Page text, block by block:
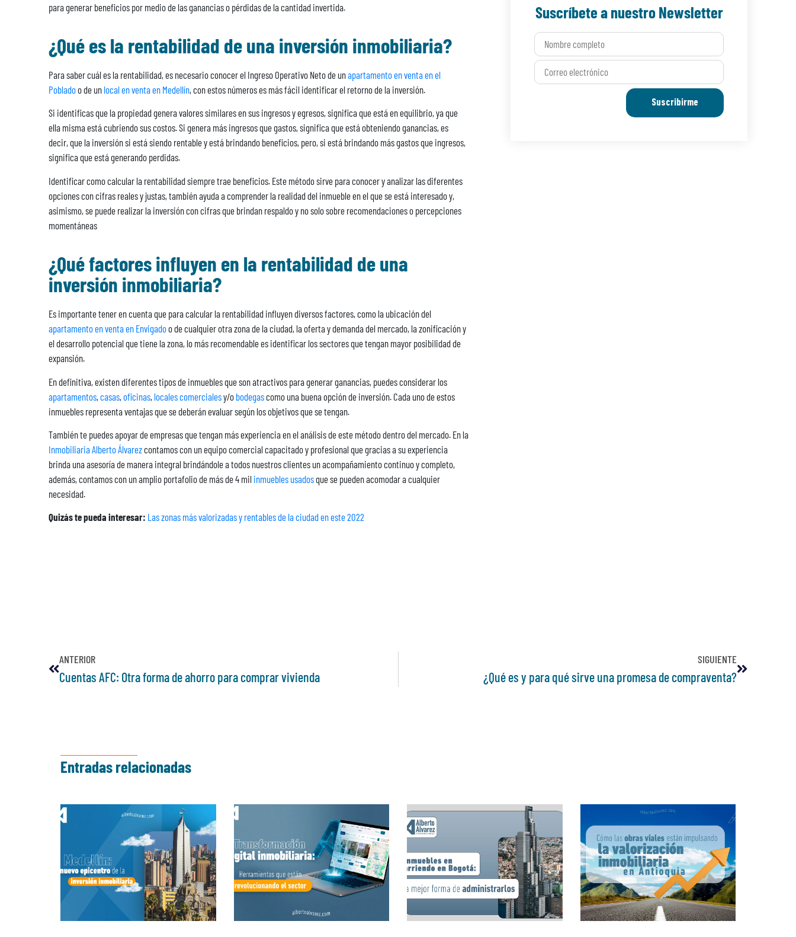
para generar beneficios por medio de las ganancias o pérdidas de la cantidad invertida.
¿Qué es la rentabilidad de una inversión inmobiliaria?
Para saber cuál es la rentabilidad, es necesario conocer el Ingreso Operativo Neto de unapartamento en venta en el
Pobladoo de un local en venta en Medellín, con estos números es más fácil identificar el retorno de la inversión.
Si identificas que la propiedad genera valores similares en sus ingresos y egresos, significa que está en equilibrio, ya que
ella misma está cubriendo sus costos. Si genera más ingresos que gastos, significa que está obteniendo ganancias, es
decir, que la inversión si está siendo rentable y está brindando beneficios, pero, si está brindando más gastos que ingresos,
significa que está generando perdidas.
Identificar como calcular la rentabilidad siempre trae beneficios. Este método sirve para conocer y analizar las diferentes
opciones con cifras reales y justas, también ayuda a comprender la realidad del inmueble en el que se está interesado y,
asimismo, se puede realizar la inversión con cifras que brindan respaldo y no solo sobre recomendaciones o percepciones
momentáneas
¿Qué factores influyen en la rentabilidad de una
inversión inmobiliaria?
Es importante tener en cuenta que para calcular la rentabilidad influyen diversos factores, como la ubicación del
apartamento en venta en Envigadoo de cualquier otra zona de la ciudad, la oferta y demanda del mercado, la zonificación y
el desarrollo potencial que tiene la zona, lo más recomendable es identificar los sectores que tengan mayor posibilidad de
expansión.
En definitiva, existen diferentes tipos de inmuebles que son atractivos para generar ganancias, puedes considerar los
apartamentos,casas,oficinas, locales comercialesy/o bodegascomo una buena opción de inversión. Cada uno de estos
inmuebles representa ventajas que se deberán evaluar según los objetivos que se tengan.
También te puedes apoyar de empresas que tengan más experiencia en el análisis de este método dentro del mercado. En la
Inmobiliaria Alberto Álvarezcontamos con un equipo comercial capacitado y profesional que gracias a su experiencia
brinda una asesoría de manera integral brindándole a todos nuestros clientes un acompañamiento continuo y completo,
además, contamos con un amplio portafolio de más de 4 mil inmuebles usadosque se pueden acomodar a cualquier
necesidad.
Quizás te pueda interesar: Las zonas más valorizadas y rentables de la ciudad en este 2022
Suscríbete a nuestro Newsletter
Suscribirme
ANTERIOR
Cuentas AFC: Otra forma de ahorro para comprar vivienda
SIGUIENTE
¿Qué es y para qué sirve una promesa de compraventa?
Entradas relacionadas